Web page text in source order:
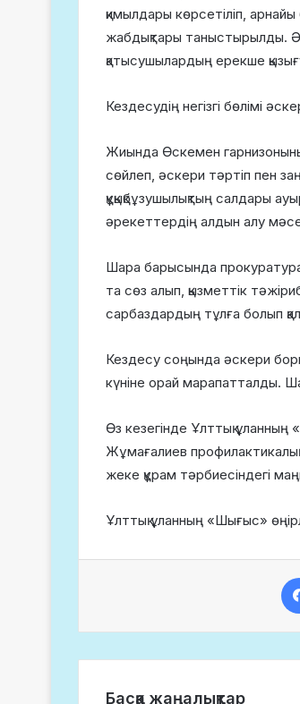
қимылдары көрсетіліп,
жабдықтары таныстырылды.
қатысушылардың ерекше
Кездесудің негізгі бөлімі
Жиында Өскемен
сөйлеп, әскери тәртіп пен
құқықбұзушылықтың салдары
әрекеттердің алдын алу
Шара барысында
та сөз алып, қызметтік
сарбаздардың тұлға болып
Кездесу соңында әскери
күніне орай марапатталды.
Өз кезегінде Ұлттық
Жұмағалиев профилактикалық
жеке құрам тәрбиесіндегі
Ұлттық ұланның «Шығыс»
Басқа жаңалықтар